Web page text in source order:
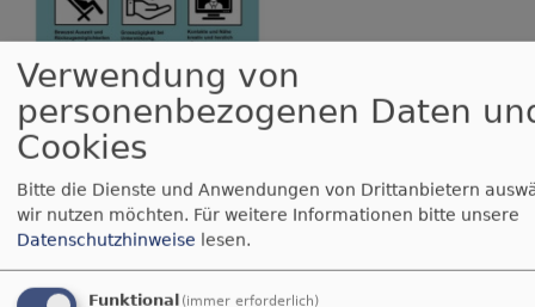
Bildrechte beim Autor
v=CwMdPW8XAdE
Hier auch der Link zu meinem Youtube Kanal. Er
trägt den Namen "Daniel Steffen Schwarz -
Stimme des Evangeliums". Hier poste ich immer
Verwendung von
personenbezogenen Daten
Cookies
Bitte die Dienste und Anwendungen von Drittanbietern
wir nutzen möchten. Für weitere Informationen bitte unsere
Datenschutzhinweise lesen.
Funktional (immer erforderlich)